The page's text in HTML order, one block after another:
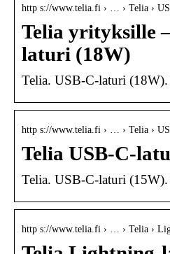
http s://www.telia.fi › … › Telia ›
Telia yrityksille
laturi (18W)
Telia. USB-C-laturi
http s://www.telia.fi › … › Telia ›
Telia USB-C-
Telia. USB-C-laturi
http s://www.telia.fi › … › Telia ›